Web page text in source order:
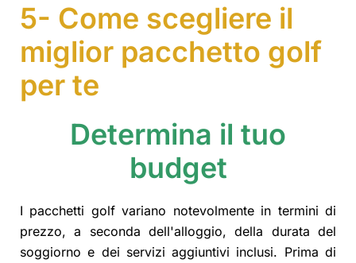
5- Come scegliere il
miglior pacchetto golf
per te
Determina il tuo
budget
I pacchetti golf variano notevolmente in termini di
prezzo, a seconda dell'alloggio, della durata del
soggiorno e dei servizi aggiuntivi inclusi. Prima di